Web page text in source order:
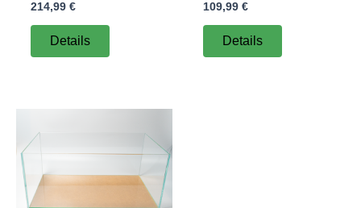
214,99 €
Details
109,99 €
Details